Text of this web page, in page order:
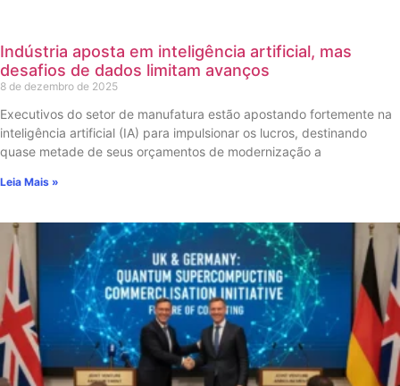
Indústria aposta em inteligência artificial, mas
desafios de dados limitam avanços
8 de dezembro de 2025
Executivos do setor de manufatura estão apostando fortemente na
inteligência artificial (IA) para impulsionar os lucros, destinando
quase metade de seus orçamentos de modernização a
Leia Mais »